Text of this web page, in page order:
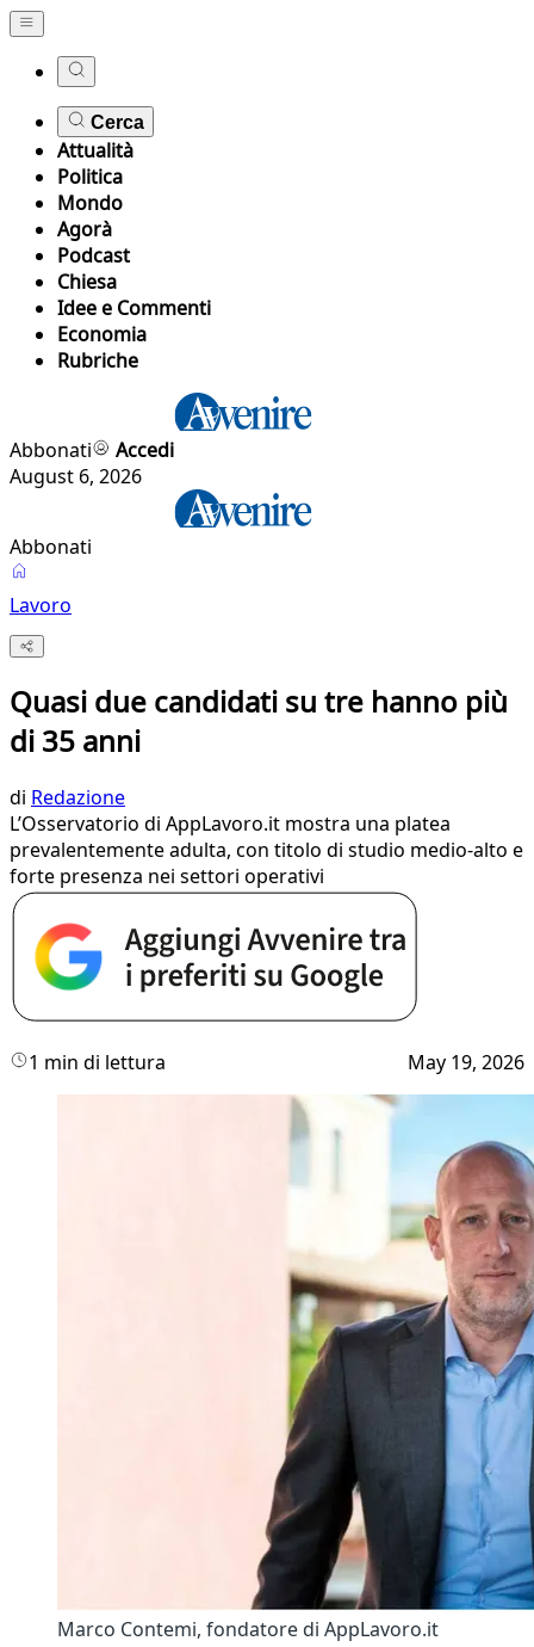
Cerca
Attualità
Politica
Mondo
Agorà
Podcast
Chiesa
Idee e Commenti
Economia
Rubriche
Abbonati
Accedi
August 6, 2026
Abbonati
Lavoro
Quasi due candidati su tre hanno più
di 35 anni
di Redazione
L’Osservatorio di AppLavoro.it mostra una platea
prevalentemente adulta, con titolo di studio medio-alto e
forte presenza nei settori operativi
1 min di lettura May 19, 2026
Marco Contemi, fondatore di AppLavoro.it